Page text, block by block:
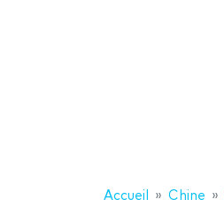
Accueil Chine